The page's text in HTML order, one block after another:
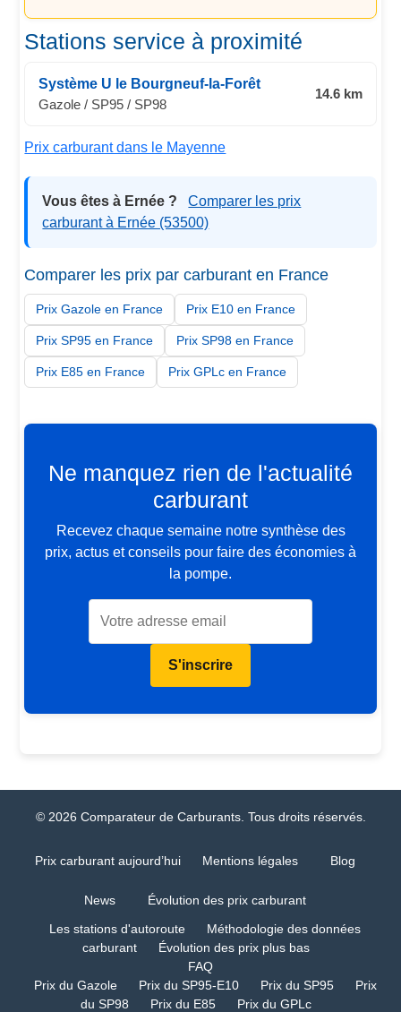
Stations service à proximité
Système U le Bourgneuf-la-Forêt
Gazole / SP95 / SP98
14.6 km
Prix carburant dans le Mayenne
Vous êtes à Ernée ?
Comparer les prix
carburant à Ernée (53500)
Comparer les prix par carburant en France
Prix Gazole en France Prix E10 en France
Prix SP95 en France Prix SP98 en France
Prix E85 en France Prix GPLc en France
Ne manquez rien de l'actualité
carburant
Recevez chaque semaine notre synthèse des
prix, actus et conseils pour faire des économies à
la pompe.
S'inscrire
© 2026 Comparateur de Carburants. Tous droits réservés.
Prix carburant aujourd’hui Mentions légales Blog
News
Évolution des prix carburant
Les stations d'autoroute
Méthodologie des données
carburant
Évolution des prix plus bas
FAQ
Prix du Gazole
Prix du SP95-E10 Prix du SP95
Prix
du SP98
Prix du E85 Prix du GPLc